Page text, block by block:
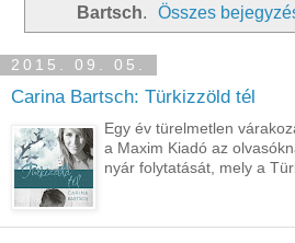
Bartsch. Összes
2015. 09. 05.
Carina Bartsch: Türkizzöld tél
Egy év türelmetlen
a Maxim Kiadó az
nyár folytatását, mely a